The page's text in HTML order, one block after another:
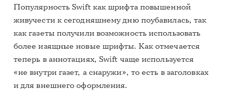
Популярность Swift как шрифта повышенной
живучести к сегодняшнему дню поубавилась, так
как газеты получили возможность использовать
более изящные новые шрифты. Как отмечается
теперь в аннотациях, Swift чаще используется
«не внутри газет, а снаружи», то есть в заголовках
и для внешнего оформления.